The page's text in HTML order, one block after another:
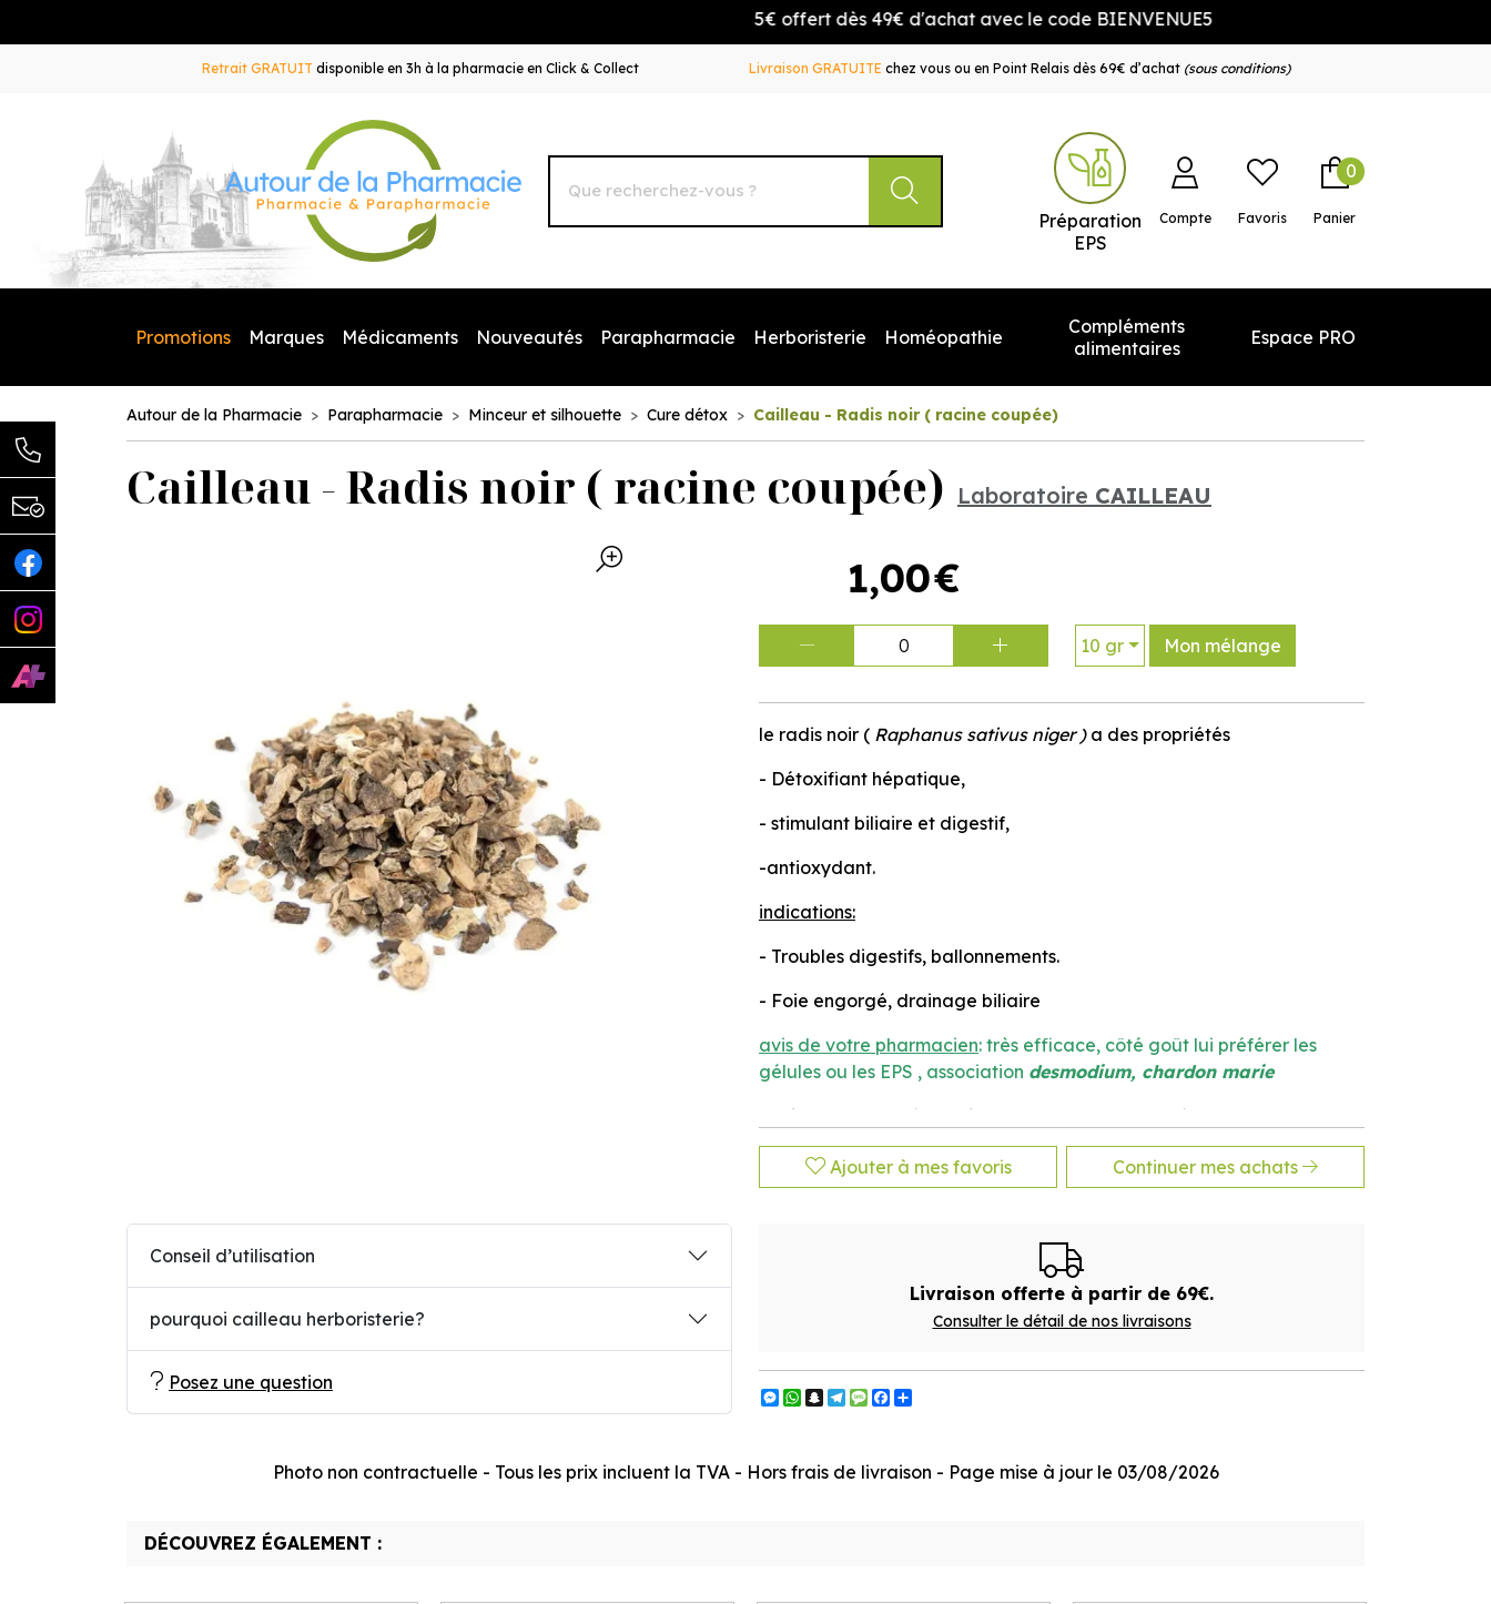
5€ offert dès 49€ d'achat avec le code BIENVENUE5
Retrait GRATUIT disponible en 3h à la pharmacie en Click & Collect Livraison GRATUITE chez vous ou en Point Relais dès 69€ d’achat (sous conditions)
Autour de la Pharmacie Votre pharmacie en ligne à votre service
Préparation
EPS
Compte Favoris Panier
0
Promotions Marques Médicaments Nouveautés Parapharmacie Herboristerie Homéopathie
Compléments
alimentaires
Espace PRO
Autour de la Pharmacie Parapharmacie Minceur et silhouette Cure détox Cailleau - Radis noir ( racine coupée)
Cailleau - Radis noir ( racine coupée) Laboratoire CAILLEAU
1,00€
0 10 gr Mon mélange
le radis noir ( Raphanus sativus niger ) a des propriétés
- Détoxifiant hépatique,
- stimulant biliaire et digestif,
-antioxydant.
indications:
- Troubles digestifs, ballonnements.
- Foie engorgé, drainage biliaire
avis de votre pharmacien: très efficace, côté goût lui préférer les
gélules ou les EPS , association desmodium, chardon marie
Tenir hors de portée des jeunes enfants. Ne pas dépasser la dose
conseillée. Un complément alimentaire ne se substitue pas à une
alimentation variée et équilibrée et à un mode de vie sain.
Ajouter à mes favoris Continuer mes achats
Conseil d’utilisation
pourquoi cailleau herboristerie?
Posez une question
Livraison offerte à partir de 69€.
Consulter le détail de nos livraisons
Messenger
WhatsApp
Snapchat
Telegram
Message
Facebook
Photo non contractuelle - Tous les prix incluent la TVA - Hors frais de livraison - Page mise à jour le 03/08/2026
DÉCOUVREZ ÉGALEMENT :